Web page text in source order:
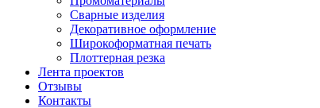
Сварные изделия
Декоративное оформление
Широкоформатная печать
Плоттерная резка
Лента проектов
Отзывы
Контакты